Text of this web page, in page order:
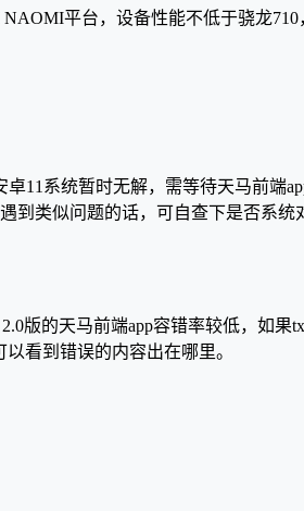
平台，设备性能不低于骁龙710
11系统暂时无解，需等待天马前端
到类似问题的话，可自查下是否系统
版的天马前端app容错率较低，如果
看到错误的内容出在哪里。